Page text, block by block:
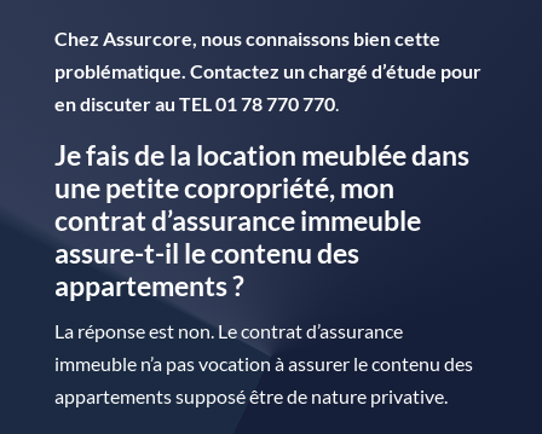
Chez Assurcore, nous connaissons bien cette
problématique. Contactez un chargé d’étude pour
en discuter au TEL 01 78 770 770.
Je fais de la location meublée dans
une petite copropriété, mon
contrat d’assurance immeuble
assure-t-il le contenu des
appartements ?
La réponse est non. Le contrat d’assurance
immeuble n’a pas vocation à assurer le contenu des
appartements supposé être de nature privative.